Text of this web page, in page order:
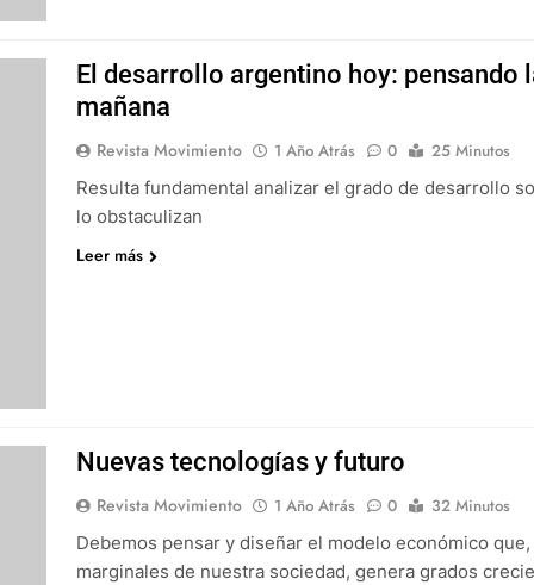
El desarrollo argentino hoy:
mañana
Revista Movimiento 1 Año Atrás 0
25 Minutos
Resulta fundamental analizar el grado de desarrollo
lo obstaculizan
Leer más
Nuevas tecnologías y futuro
Revista Movimiento 1 Año Atrás 0
32 Minutos
Debemos pensar y diseñar el modelo económico
marginales de nuestra sociedad, genera grados